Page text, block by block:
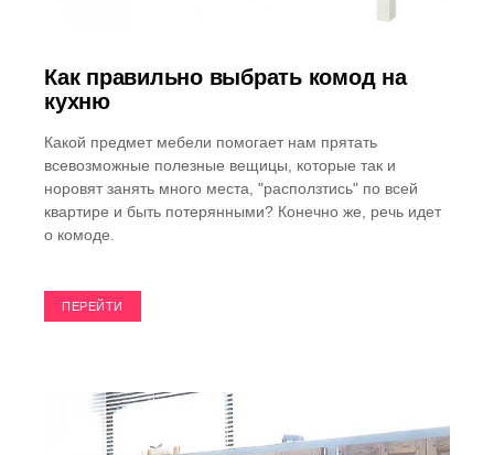
Как правильно выбрать комод на
кухню
Какой предмет мебели помогает нам прятать
всевозможные полезные вещицы, которые так и
норовят занять много места, "расползтись" по всей
квартире и быть потерянными? Конечно же, речь идет
о комоде.
ПЕРЕЙТИ